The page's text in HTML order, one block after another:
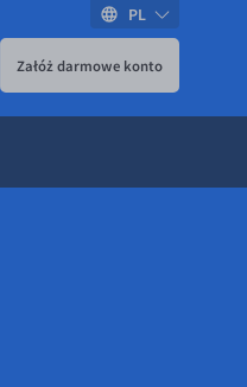
Załóż darmowe konto
PL